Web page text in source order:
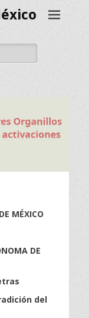
MÉXICO
DE
del